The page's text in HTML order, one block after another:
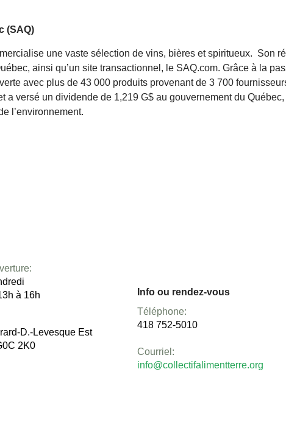
(SAQ)
une vaste sélection de vins, bières et spiritueux. Son
ainsi qu’un site transactionnel, le SAQ.com. Grâce à la
avec plus de 43 000 produits provenant de 3 700
versé un dividende de 1,219 G$ au gouvernement du
l’environnement.
à 16h
D.-Levesque Est
2K0
Info ou rendez-vous
Téléphone:
418 752-5010
Courriel:
info@collectifalimentterre.org